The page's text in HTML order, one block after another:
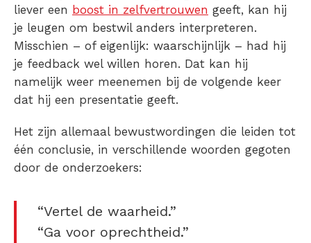
liever een boost in zelfvertrouwen geeft, kan hij
je leugen om bestwil anders interpreteren.
Misschien – of eigenlijk: waarschijnlijk – had hij
je feedback wel willen horen. Dat kan hij
namelijk weer meenemen bij de volgende keer
dat hij een presentatie geeft.
Het zijn allemaal bewustwordingen die leiden tot
één conclusie, in verschillende woorden gegoten
door de onderzoekers:
“Vertel de waarheid.”
“Ga voor oprechtheid.”